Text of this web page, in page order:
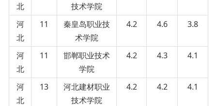
北
技术学院
河
北
11
秦皇岛职业技
术学院
4.2 4.6 3.8
河
北
11
邯郸职业技术
学院
4.2 4.3 4.1
河
北
13
河北建材职业
技术学院
4.2 4.2 4.1